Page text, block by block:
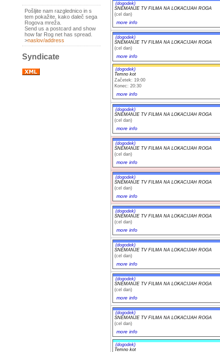
Pošljite nam razglednico in s
tem pokažite, kako daleč sega
Rogova mreža.
Send us a postcard and show
how far Rog net has spread.
>naslov/address
Syndicate
(dogodek)
SNEMANJE TV FILMA NA LOKACIJAH ROGA
(cel dan)
more info
(dogodek)
SNEMANJE TV FILMA NA LOKACIJAH ROGA
(cel dan)
more info
(dogodek)
Temno kot
Začetek: 19:00
Konec: 20:30
more info
(dogodek)
SNEMANJE TV FILMA NA LOKACIJAH ROGA
(cel dan)
more info
(dogodek)
SNEMANJE TV FILMA NA LOKACIJAH ROGA
(cel dan)
more info
(dogodek)
SNEMANJE TV FILMA NA LOKACIJAH ROGA
(cel dan)
more info
(dogodek)
SNEMANJE TV FILMA NA LOKACIJAH ROGA
(cel dan)
more info
(dogodek)
SNEMANJE TV FILMA NA LOKACIJAH ROGA
(cel dan)
more info
(dogodek)
SNEMANJE TV FILMA NA LOKACIJAH ROGA
(cel dan)
more info
(dogodek)
SNEMANJE TV FILMA NA LOKACIJAH ROGA
(cel dan)
more info
(dogodek)
Temno kot